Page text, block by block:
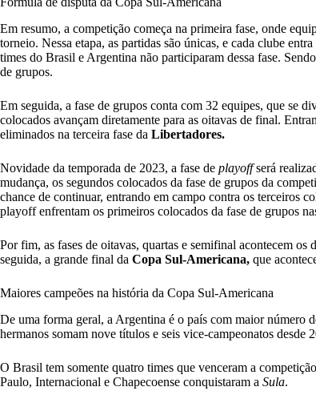
Em resumo, a competição começa na primeira fase, onde
torneio. Nessa etapa, as partidas são únicas, e cada clube
times do Brasil e Argentina não participaram dessa fase.
de grupos.
Em seguida, a fase de grupos conta com 32 equipes, que se
colocados avançam diretamente para as oitavas de final.
eliminados na terceira fase da Libertadores.
Novidade da temporada de 2023, a fase de playoffserá
mudança, os segundos colocados da fase de grupos da
chance de continuar, entrando em campo contra os terceiros
playoff enfrentam os primeiros colocados da fase de grupos
Por fim, as fases de oitavas, quartas e semifinal acontecem
seguida, a grande final da Copa Sul-Americana, que
Maiores campeões na história da Copa Sul-Americana
De uma forma geral, a Argentina é o país com maior número
hermanos somam nove títulos e seis vice-campeonatos desde
O Brasil tem somente quatro times que venceram a
Paulo, Internacional e Chapecoense conquistaram a Sula.